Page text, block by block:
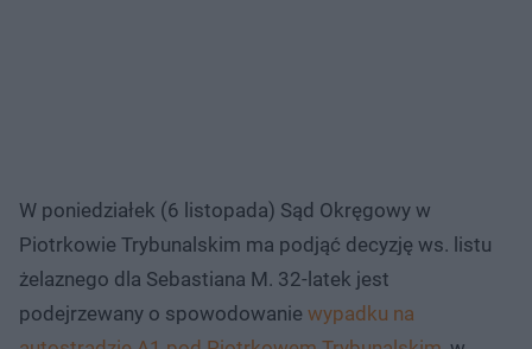
W poniedziałek (6 listopada) Sąd Okręgowy w
Piotrkowie Trybunalskim ma podjąć decyzję ws. listu
żelaznego dla Sebastiana M. 32-latek jest
podejrzewany o spowodowanie wypadku na